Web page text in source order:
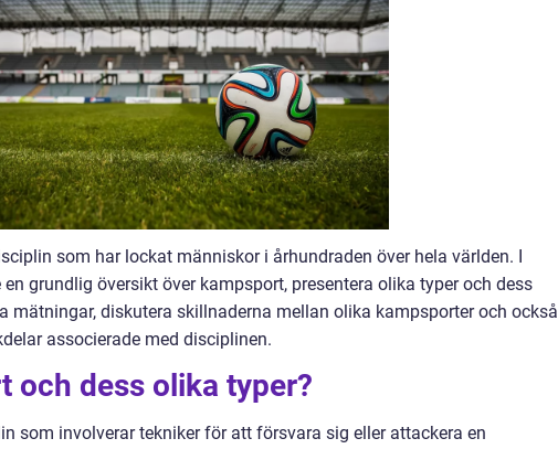
som har lockat människor i århundraden över hela världen. I
grundlig översikt över kampsport, presentera olika typer och dess
mätningar, diskutera skillnaderna mellan olika kampsporter och också
associerade med disciplinen.
och dess olika typer?
som involverar tekniker för att försvara sig eller attackera en